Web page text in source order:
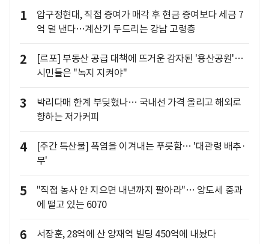
1
압구정현대, 직접 증여가 매각 후 현금 증여보다 세금 7
억 덜 낸다…계산기 두드리는 강남 고령층
2
[르포] 부동산 공급 대책에 뜨거운 감자된 '용산공원'…
시민들은 "녹지 지켜야"
3
박리다매 한계 부딪혔나… 국내선 가격 올리고 해외로
향하는 저가커피
4
[주간 특산물] 폭염을 이겨내는 푸릇함… '대관령 배추·
무'
5
"직접 농사 안 지으면 내년까지 팔아라"… 양도세 중과
에 떨고 있는 6070
6 서장훈, 28억에 산 양재역 빌딩 450억에 내놨다